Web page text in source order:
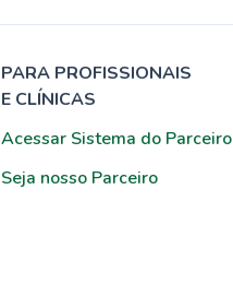
PARA PROFISSIONAIS
E CLÍNICAS
Acessar Sistema do Parceiro
Seja nosso Parceiro